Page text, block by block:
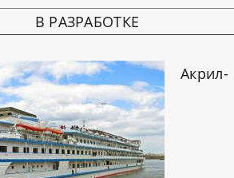
В РАЗРАБОТКЕ
Акрил-